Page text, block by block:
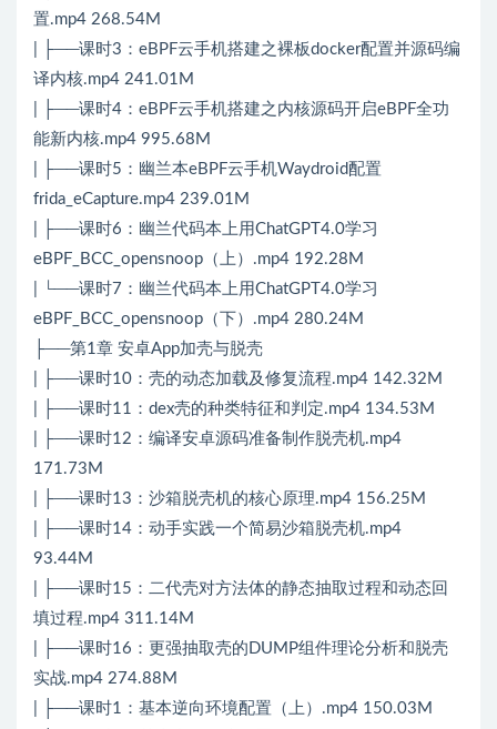
置.mp4 268.54M
| ├──课时3：eBPF云手机搭建之裸板docker配置并源码编
译内核.mp4 241.01M
| ├──课时4：eBPF云手机搭建之内核源码开启eBPF全功
能新内核.mp4 995.68M
| ├──课时5：幽兰本eBPF云手机Waydroid配置
frida_eCapture.mp4 239.01M
| ├──课时6：幽兰代码本上用ChatGPT4.0学习
eBPF_BCC_opensnoop（上）.mp4 192.28M
| └──课时7：幽兰代码本上用ChatGPT4.0学习
eBPF_BCC_opensnoop（下）.mp4 280.24M
├──第1章 安卓App加壳与脱壳
| ├──课时10：壳的动态加载及修复流程.mp4 142.32M
| ├──课时11：dex壳的种类特征和判定.mp4 134.53M
| ├──课时12：编译安卓源码准备制作脱壳机.mp4
171.73M
| ├──课时13：沙箱脱壳机的核心原理.mp4 156.25M
| ├──课时14：动手实践一个简易沙箱脱壳机.mp4
93.44M
| ├──课时15：二代壳对方法体的静态抽取过程和动态回
填过程.mp4 311.14M
| ├──课时16：更强抽取壳的DUMP组件理论分析和脱壳
实战.mp4 274.88M
| ├──课时1：基本逆向环境配置（上）.mp4 150.03M